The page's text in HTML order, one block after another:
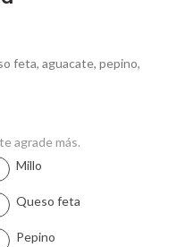
feta, aguacate, pepino,
agrade más.
Millo
Queso feta
Pepino